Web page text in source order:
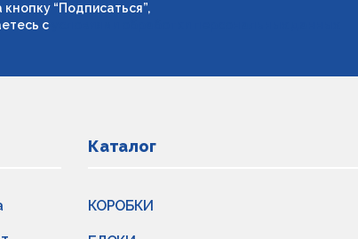
“Подписаться”,
с
Каталог
КОРОБКИ